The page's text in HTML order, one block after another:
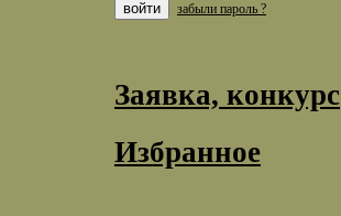
забыли пароль ?
Заявка, конкурс
Избранное